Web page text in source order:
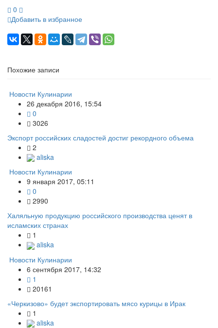
0
Добавить в избранное
Похожие записи
Новости Кулинарии
26 декабря 2016, 15:54
0
3026
Экспорт российских сладостей достиг рекордного объема
2
aliska
Новости Кулинарии
9 января 2017, 05:11
0
2990
Халяльную продукцию российского производства ценят в
исламских странах
1
aliska
Новости Кулинарии
6 сентября 2017, 14:32
1
20161
«Черкизово» будет экспортировать мясо курицы в Ирак
1
aliska